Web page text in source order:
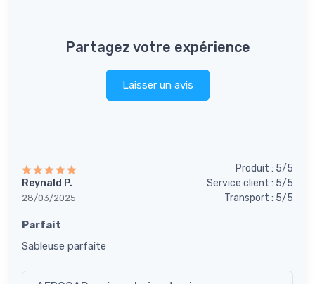
Partagez votre expérience
Laisser un avis
Reynald P.
28/03/2025
Produit : 5/5
Service client : 5/5
Transport : 5/5
Parfait
Sableuse parfaite